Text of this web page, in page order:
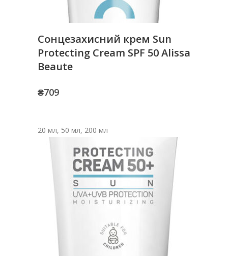
Сонцезахисний крем Sun
Protecting Cream SPF 50 Alissa
Beaute
₴709
20 мл, 50 мл, 200 мл